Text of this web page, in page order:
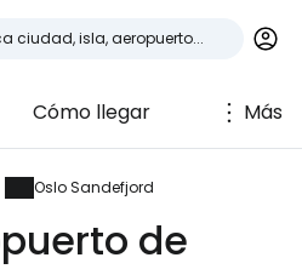
Cómo llegar Más
Oslo Sandefjord
de
en
de viajeros